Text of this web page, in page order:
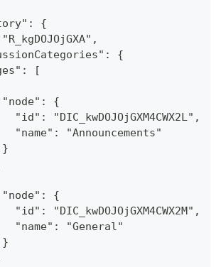
{
{
[
{
"id": "DIC_kwDOJOjGXM4CWX2L",
"name": "Announcements"
{
"id": "DIC_kwDOJOjGXM4CWX2M",
"name": "General"